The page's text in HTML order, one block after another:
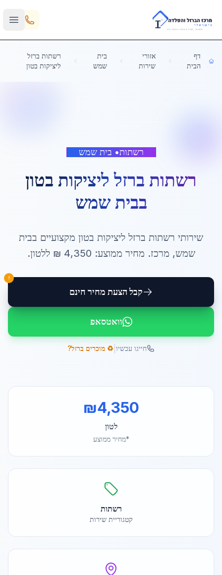
Skip to main content
דף
הבית
אזורי
שירות
בית
שמש
רשתות ברזל
ליציקות בטון
רשתות• בית שמש
רשתות ברזל ליציקות בטון
בבית שמש
שירותי רשתות ברזל ליציקות בטון מקצועיים בבית
שמש, מרכז. מחיר ממוצע: 4,350 ₪ ללטון.
קבל הצעת מחיר חינם
!
וואטסאפ
חייגו עכשיו ♻️ מוכרים ברזל?
₪4,350
לטון
*מחיר ממוצע
רשתות
קטגוריית שירות